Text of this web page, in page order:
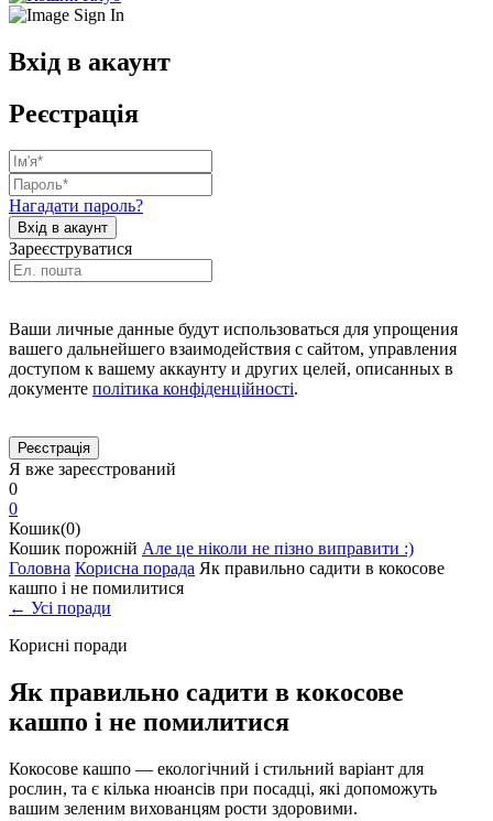
Вхід в акаунт
Реєстрація
Нагадати пароль?
Зареєструватися
Ваши личные данные будут использоваться для упрощения
вашего дальнейшего взаимодействия с сайтом, управления
доступом к вашему аккаунту и других целей, описанных в
документе політика конфіденційності.
Я вже зареєстрований
0
0
Кошик(0)
Кошик порожній Але це ніколи не пізно виправити :)
Головна Корисна порада Як правильно садити в кокосове
кашпо і не помилитися
← Усі поради
Корисні поради
Як правильно садити в кокосове
кашпо і не помилитися
Кокосове кашпо — екологічний і стильний варіант для
рослин, та є кілька нюансів при посадці, які допоможуть
вашим зеленим вихованцям рости здоровими.